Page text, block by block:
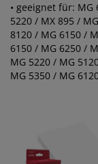
• geeignet für: MG
5220 / MX 895 /
8120 / MG 6150 /
6150 / MG 6250 /
MG 5220 / MG
MG 5350 / MG